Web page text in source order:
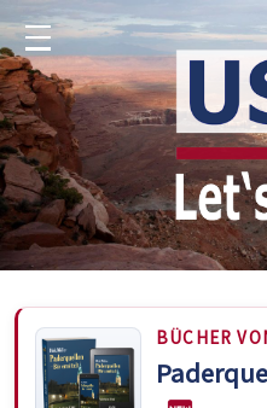
Menu
BÜCHER